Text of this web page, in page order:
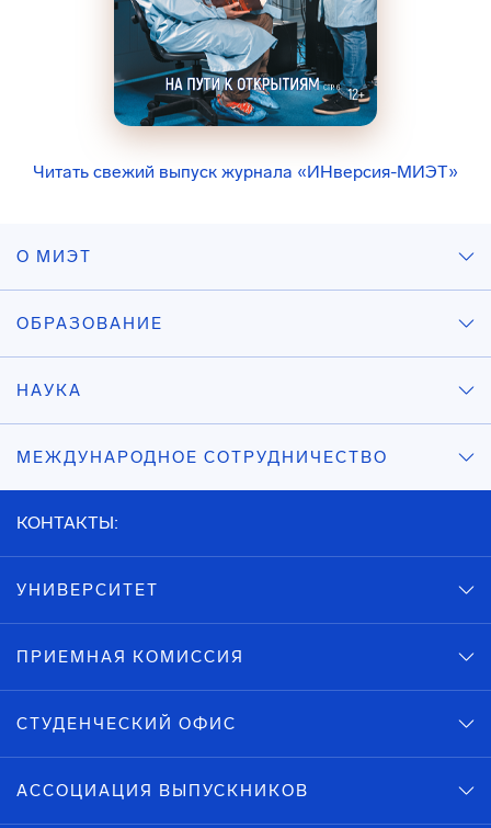
Читать свежий выпуск журнала «ИНверсия-МИЭТ»
О МИЭТ
ОБРАЗОВАНИЕ
НАУКА
МЕЖДУНАРОДНОЕ СОТРУДНИЧЕСТВО
КОНТАКТЫ:
УНИВЕРСИТЕТ
ПРИЕМНАЯ КОМИССИЯ
СТУДЕНЧЕСКИЙ ОФИС
АССОЦИАЦИЯ ВЫПУСКНИКОВ